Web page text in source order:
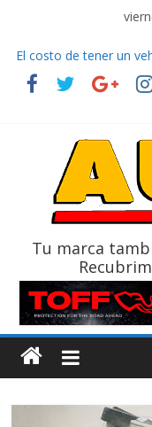
El costo de tener un
decidir
Ultima película
La Vuelta al Ecuador
La FEDAK recibe 12
Tu marca